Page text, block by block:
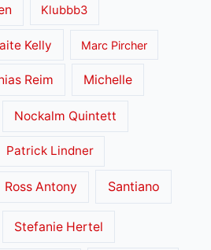
Klubbb3
Kelly Marc Pircher
Reim Michelle
Nockalm Quintett
Patrick Lindner
Ross Antony Santiano
Stefanie Hertel